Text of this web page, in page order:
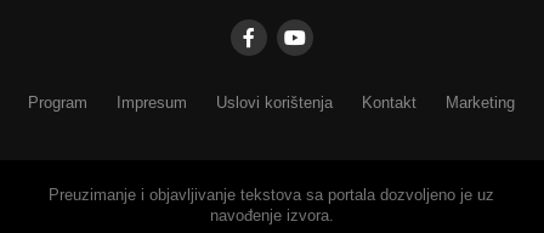
Program Impresum Uslovi korištenja Kontakt Marketing
Preuzimanje i objavljivanje tekstova sa portala dozvoljeno je uz
navođenje izvora.